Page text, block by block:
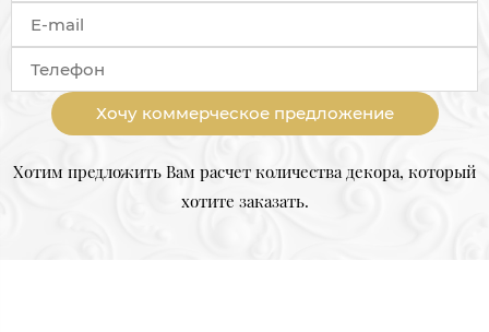
Хочу коммерческое предложение
Хотим предложить Вам расчет количества декора, который
хотите заказать.